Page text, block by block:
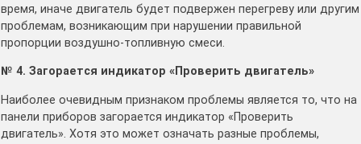
время, иначе двигатель будет подвержен перегреву или другим
проблемам, возникающим при нарушении правильной
пропорции воздушно-топливную смеси.
№ 4. Загорается индикатор «Проверить двигатель»
Наиболее очевидным признаком проблемы является то, что на
панели приборов загорается индикатор «Проверить
двигатель». Хотя это может означать разные проблемы,